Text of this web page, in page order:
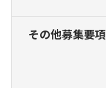
その他募集要項